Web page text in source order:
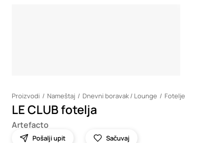
Proizvodi Nameštaj Dnevni boravak / Lounge Fotelje
LE CLUB fotelja
Artefacto
Pošalji upit Sačuvaj